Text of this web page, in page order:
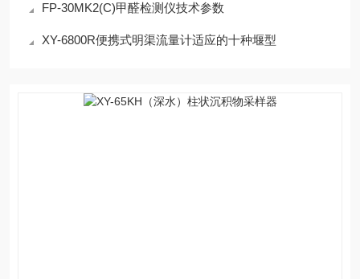
FP-30MK2(C)甲醛检测仪技术参数
XY-6800R便携式明渠流量计适应的十种堰型